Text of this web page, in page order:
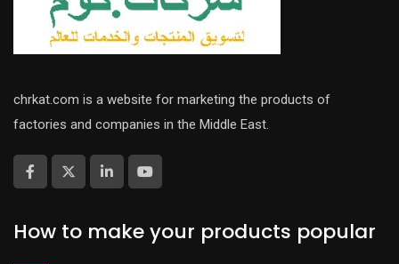
chrkat.com is a website for marketing the products of
factories and companies in the Middle East.
How to make your products popular